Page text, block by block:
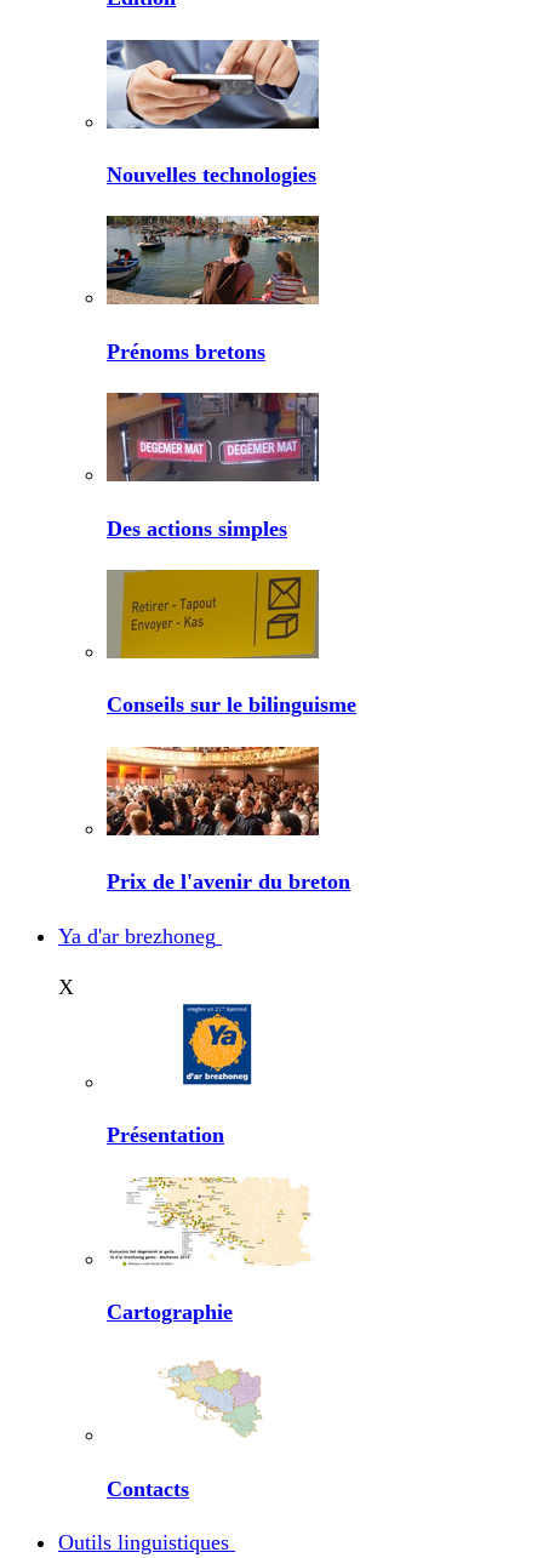
Nouvelles technologies
Prénoms bretons
Des actions simples
Conseils sur le bilinguisme
Prix de l'avenir du breton
Ya d'ar brezhoneg
X
Présentation
Cartographie
Contacts
Outils linguistiques